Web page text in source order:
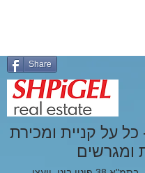
כל על קניית ומכירת
ומגרשים
Share